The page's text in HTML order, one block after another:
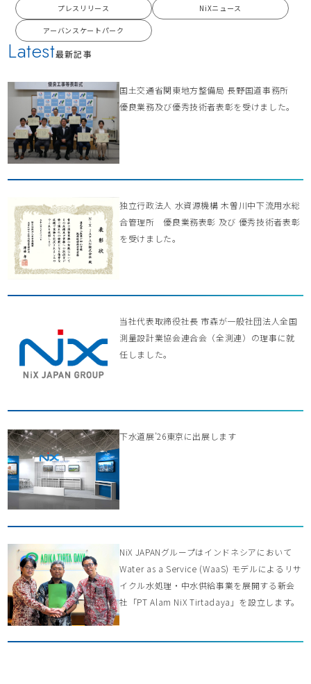
Latest最新記事
国土交通省関東地方整備局 長野国道事務所
優良業務及び優秀技術者表彰を受けました。
独立行政法人 水資源機構 木曽川中下流用水総
合管理所 優良業務表彰 及び 優秀技術者表彰
を受けました。
当社代表取締役社長 市森が一般社団法人全国
測量設計業協会連合会（全測連）の理事に就
任しました。
下水道展’26東京に出展します
NiX JAPANグループはインドネシアにおいて
Water as a Service (WaaS) モデルによるリサ
イクル水処理・中水供給事業を展開する新会
社「PT Alam NiX Tirtadaya」を設立します。
プレスリリース NiXニュース
アーバンスケートパーク